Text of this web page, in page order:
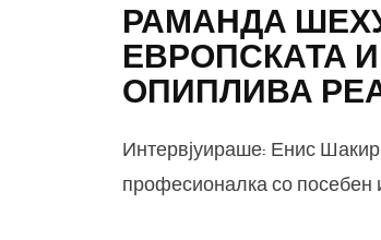
РАМАНДА
ЕВРОПСКАТА
ОПИПЛИВА
Интервјуираше: Енис
професионалка со посебен